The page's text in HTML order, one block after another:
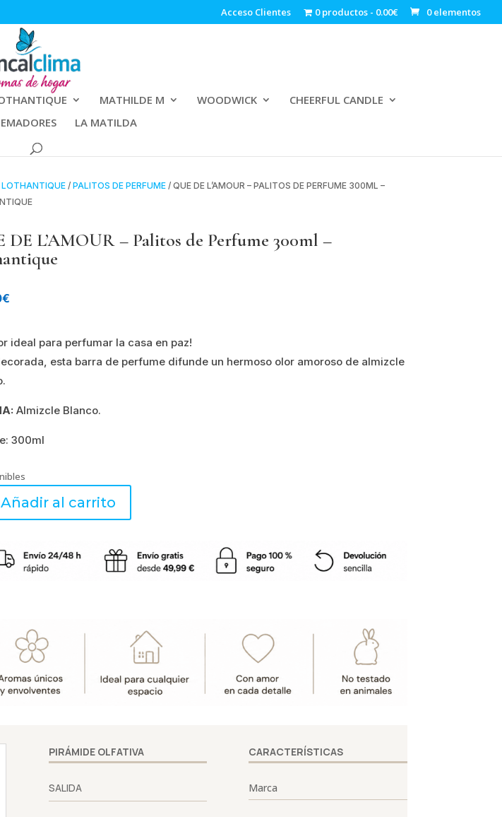
Acceso Clientes 0 productos 0.00€ 0 elementos
MATHILDE M WOODWICK
CHEERFUL CANDLE
LA MATILDA
LOTHANTIQUE /PALITOS DE PERFUME / QUE DE L’AMOUR – PALITOS DE PERFUME 300ML –
DE L’AMOUR – Palitos de Perfume 300ml –
€
ideal para perfumar la casa en paz!
esta barra de perfume difunde un hermoso olor amoroso de almizcle
Almizcle Blanco.
300ml
Añadir al carrito
PIRÁMIDE OLFATIVA
SALIDA
CARACTERÍSTICAS
Marca